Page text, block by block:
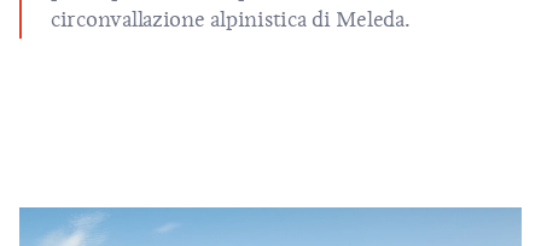
circonvallazione alpinistica di Meleda.